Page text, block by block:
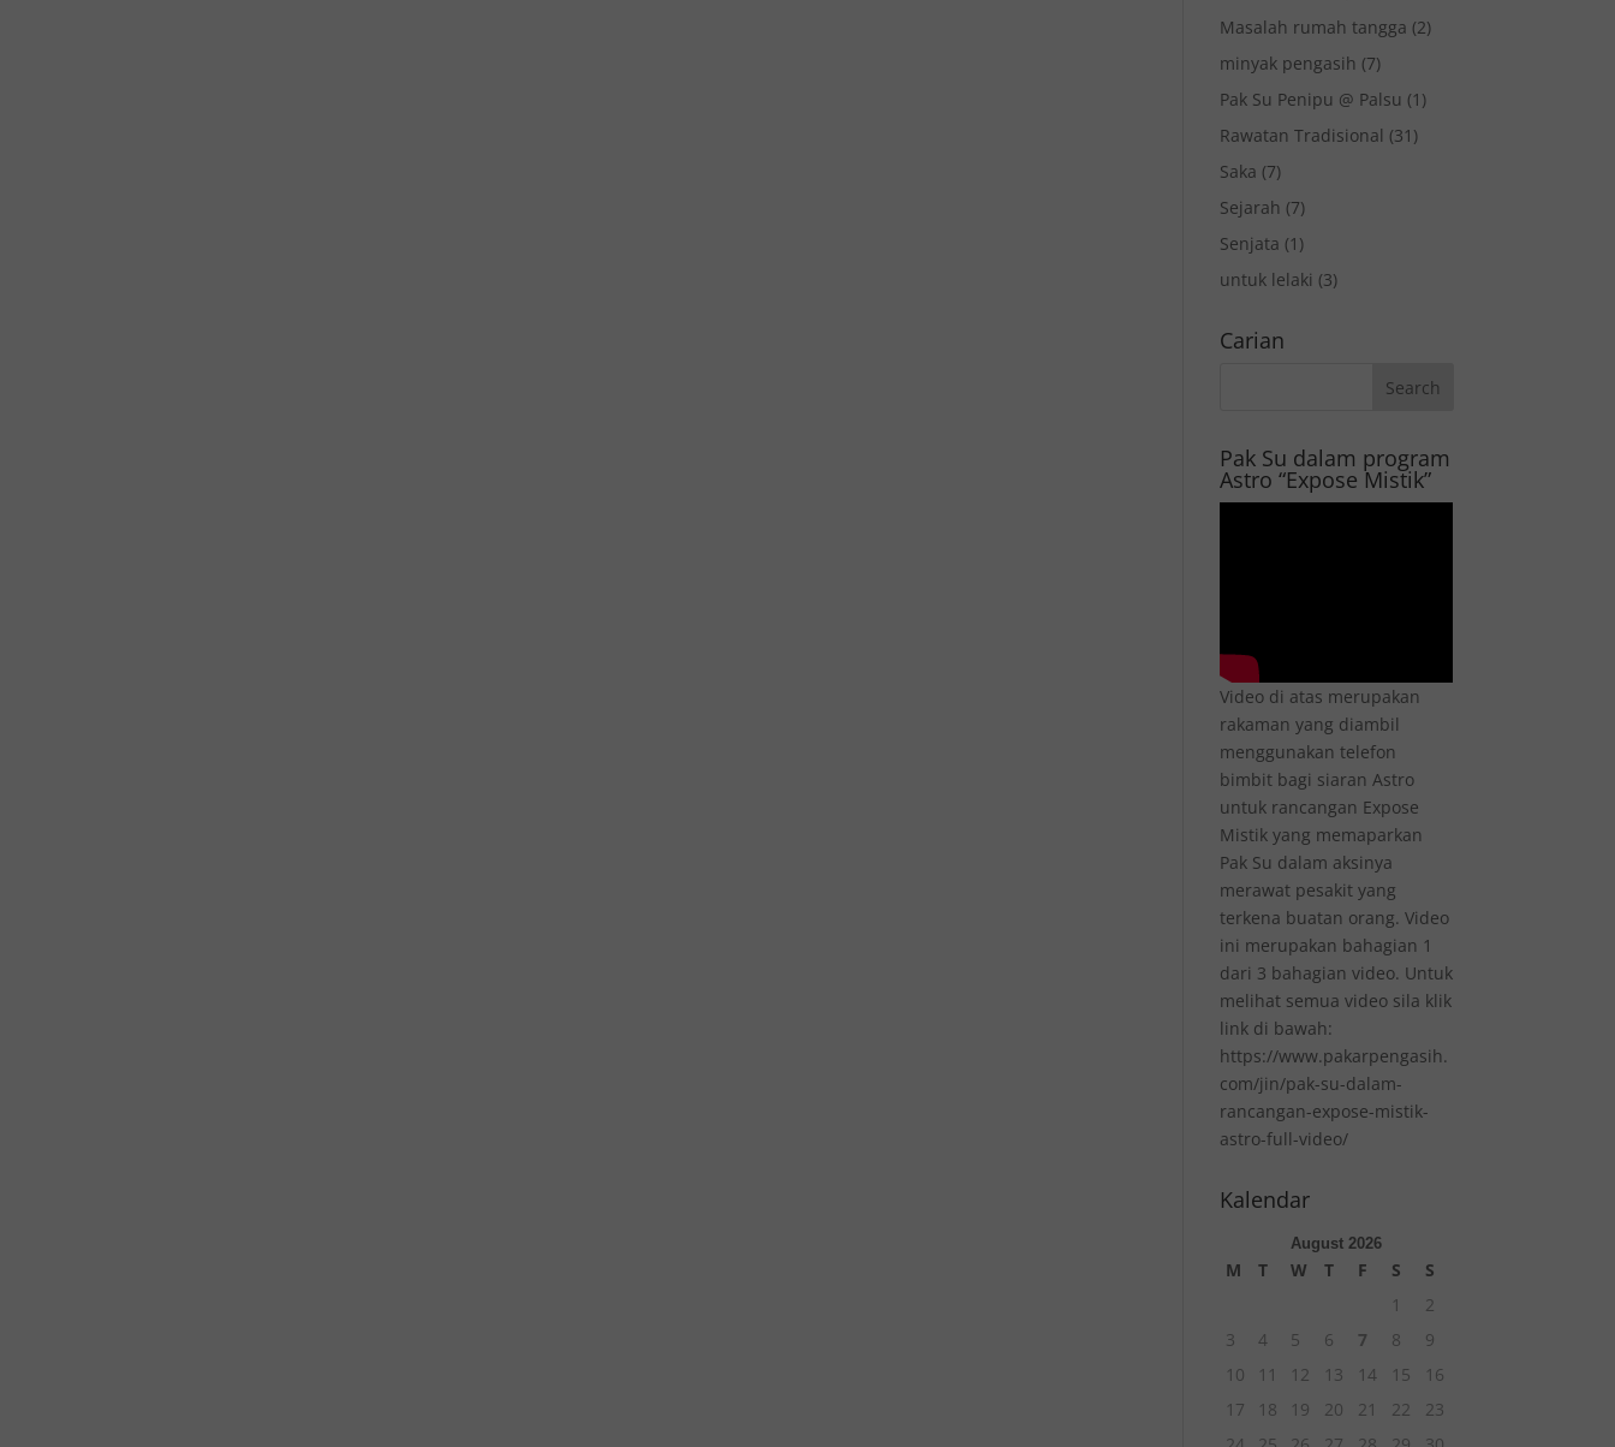
Masalah rumah tangga (2)
minyak pengasih (7)
Pak Su Penipu @ Palsu (1)
Rawatan Tradisional (31)
Saka (7)
Sejarah (7)
Senjata (1)
untuk lelaki (3)
Carian
Pak Su dalam program
Astro “Expose Mistik”
Video di atas merupakan
rakaman yang diambil
menggunakan telefon
bimbit bagi siaran Astro
untuk rancangan Expose
Mistik yang memaparkan
Pak Su dalam aksinya
merawat pesakit yang
terkena buatan orang. Video
ini merupakan bahagian 1
dari 3 bahagian video. Untuk
melihat semua video sila klik
link di bawah:
https://www.pakarpengasih.
com/jin/pak-su-dalam-
rancangan-expose-mistik-
astro-full-video/
Kalendar
August 2026
M T W T F S
S
1
2
3
4 5 6 7 8
9
10
11 12 13 14 15
16
17
18 19 20 21 22
23